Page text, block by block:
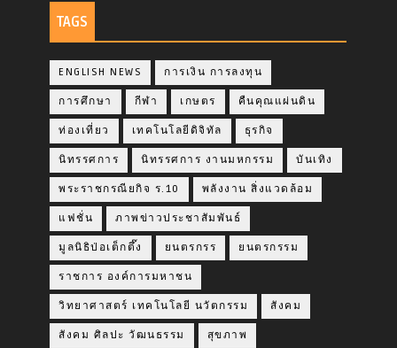
TAGS
ENGLISH NEWS การเงิน การลงทุน
การศึกษา กีฬา เกษตร คืนคุณแผ่นดิน
ท่องเที่ยว เทคโนโลยีดิจิทัล ธุรกิจ
นิทรรศการ นิทรรศการ งานมหกรรม บันเทิง
พระราชกรณียกิจ ร.10 พลังงาน สิ่งแวดล้อม
แฟชั่น ภาพข่าวประชาสัมพันธ์
มูลนิธิป่อเต็กตึ๊ง ยนตรกรร ยนตรกรรม
ราชการ องค์การมหาชน
วิทยาศาสตร์ เทคโนโลยี นวัตกรรม สังคม
สังคม ศิลปะ วัฒนธรรม สุขภาพ